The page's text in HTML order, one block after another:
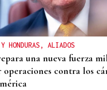
Y HONDURAS, ALIADOS
una nueva fuerza
contra los